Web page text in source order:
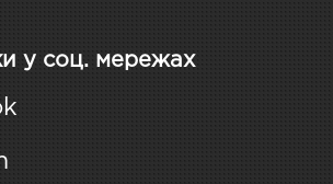
у соц. мережах